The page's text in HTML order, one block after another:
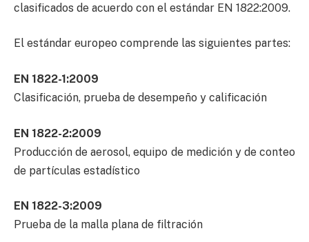
clasificados de acuerdo con el estándar EN 1822:2009.
El estándar europeo comprende las siguientes partes:
EN 1822-1:2009
Clasificación, prueba de desempeño y calificación
EN 1822-2:2009
Producción de aerosol, equipo de medición y de conteo
de partículas estadístico
EN 1822-3:2009
Prueba de la malla plana de filtración